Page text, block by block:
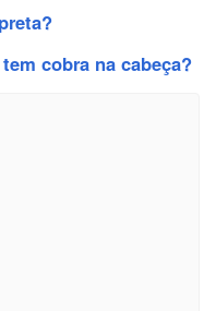
cobra na cabeça?